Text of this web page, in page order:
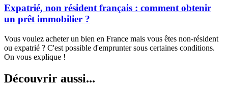
Expatrié, non résident français : comment obtenir
un prêt immobilier ?
Vous voulez acheter un bien en France mais vous êtes non-résident
ou expatrié ? C'est possible d'emprunter sous certaines conditions.
On vous explique !
Découvrir aussi...